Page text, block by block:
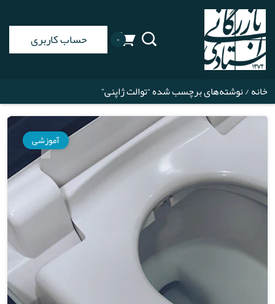
۰ حساب کاربری
خانه/ نوشته‌های برچسب شده “توالت ژاپنی”
آموزشی